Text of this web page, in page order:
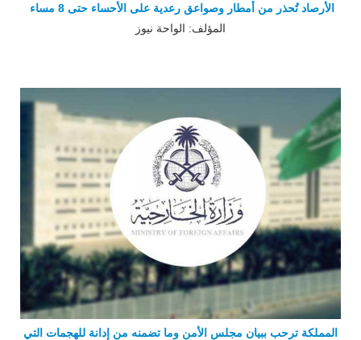
الأرصاد تُحذر من أمطار وصواعق رعدية على الأحساء حتى 8 مساء
المؤلف: الواحة نيوز
المملكة ترحب ببيان مجلس الأمن وما تضمنه من إدانة للهجمات التي